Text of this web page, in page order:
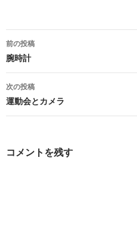
投
稿
ナ
ビ
ゲ
前の投稿
腕時計
次の投稿
運動会とカメラ
コメントを残す